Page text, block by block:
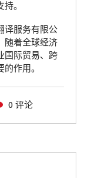
。
译服务有限公
随着全球经济
国际贸易、跨
作用。
0 评论